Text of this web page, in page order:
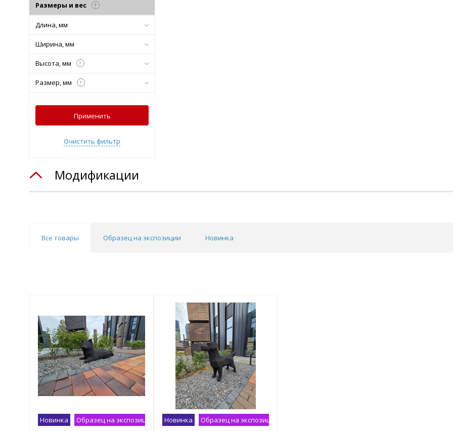
Размеры и вес ?
Длина, мм
Ширина, мм
Высота, мм ?
Размер, мм ?
Применить
Очистить фильтр
Модификации
Все товары Образец на экспозиции Новинка
Новинка Образец на экспозиции Новинка Образец на экспозиции